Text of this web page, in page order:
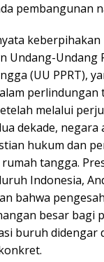
pembangunan
Undang-Undang
(UU PPRT),
perlindungan
melalui
dekade,
hukum dan
tangga.
Indonesia,
bahwa
besar bagi
buruh didengar